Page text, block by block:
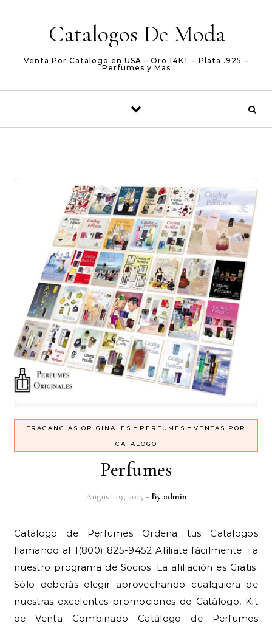
Catalogos De Moda
Venta Por Catalogo en USA – Oro 14KT – Plata .925 –
Perfumes y Mas
FRAGANCIAS ORIGINALES - PERFUMES - VENTAS POR
CATALOGO
Perfumes
August 19, 2015 - By admin
Catálogo de Perfumes Ordena tus Catalogos
llamando al 1(800) 825-9452 Afíliate fácilmente a
nuestro programa de Socios. La afiliación es Gratis.
Sólo deberás elegir aprovechando cualquiera de
nuestras excelentes promociones de Catálogo, Kit
de Venta Combinado Catálogo de Perfumes